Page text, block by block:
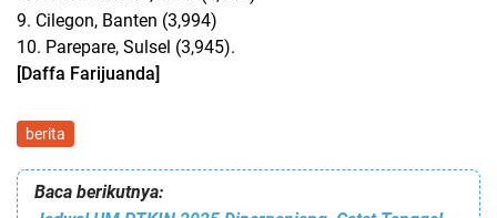
9. Cilegon, Banten (3,994)
10. Parepare, Sulsel (3,945).
[Daffa Farijuanda]
berita
Baca berikutnya: